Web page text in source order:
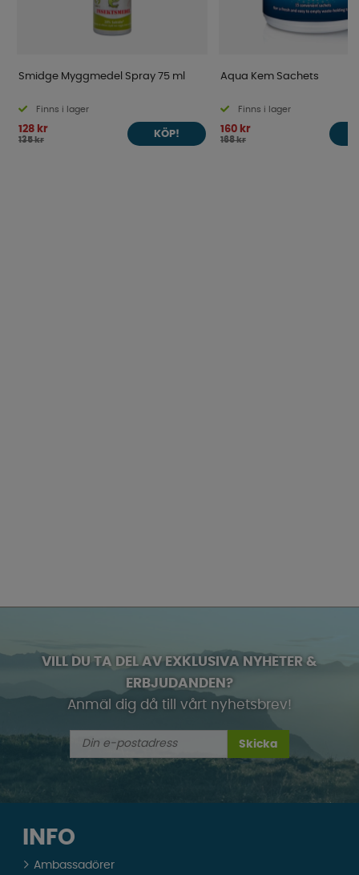
Smidge Myggmedel Spray 75 ml
Finns i lager
128 kr
135 kr
KÖP!
Aqua Kem Sachets
Finns i lager
160 kr
168 kr
VILL DU TA DEL AV EXKLUSIVA NYHETER &
ERBJUDANDEN?
Anmäl dig då till vårt nyhetsbrev!
Skicka
INFO
Ambassadörer